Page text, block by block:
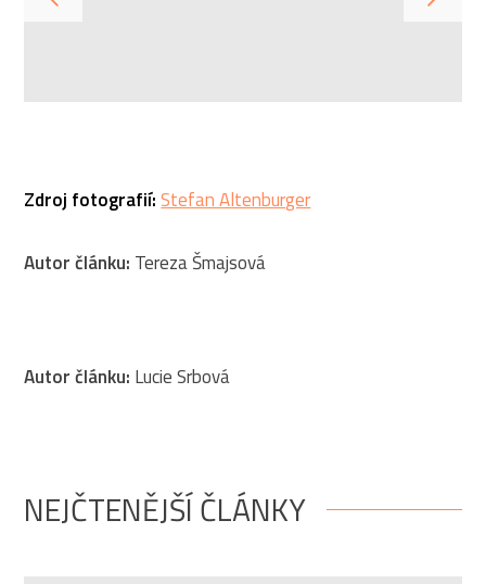
Zdroj fotografií:Stefan Altenburger
Autor článku: Tereza Šmajsová
Autor článku: Lucie Srbová
NEJČTENĚJŠÍ ČLÁNKY